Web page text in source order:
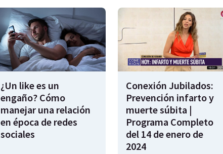
¿Un like es un
engaño? Cómo
manejar una relación
en época de redes
sociales
Conexión Jubilados:
Prevención infarto y
muerte súbita |
Programa Completo
del 14 de enero de
2024